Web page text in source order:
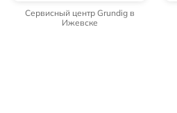
Сервисный центр Grundig в
Ижевске